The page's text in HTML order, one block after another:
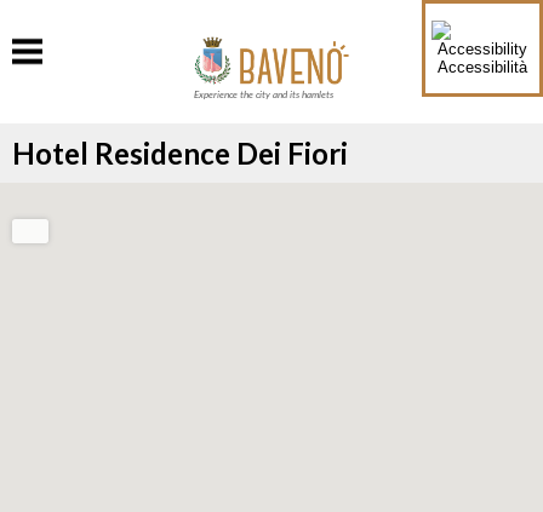
Accessibilità
Experience the city and its hamlets
Hotel Residence Dei Fiori